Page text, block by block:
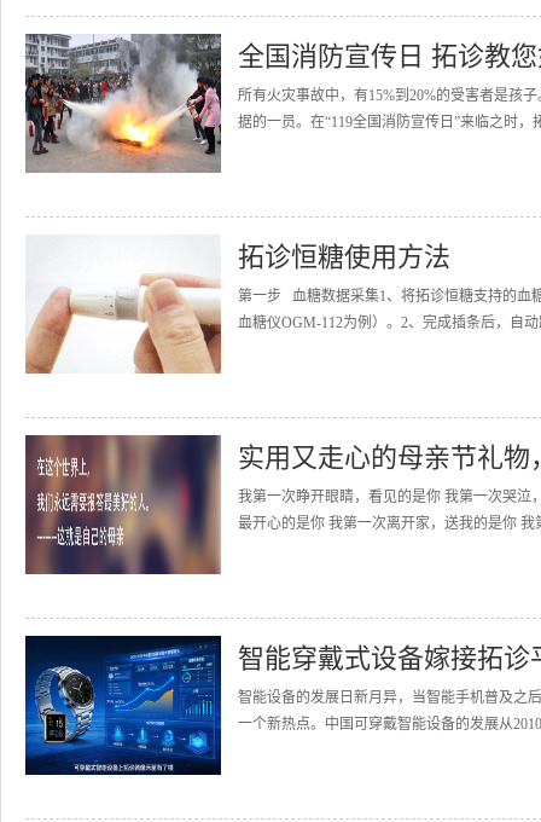
全国消防宣传日 拓诊教
所有火灾事故中，有15%到20%的受害者是孩
据的一员。在“119全国消防宣传日”来临之时
拓诊恒糖使用方法
第一步 血糖数据采集1、将拓诊恒糖支持的血
血糖仪OGM-112为例）。2、完成插条后，自
实用又走心的母亲节礼
我第一次睁开眼睛，看见的是你 我第一次哭泣
最开心的是你 我第一次离开家，送我的是你
智能穿戴式设备嫁接拓
智能设备的发展日新月异，当智能手机普及之
一个新热点。中国可穿戴智能设备的发展从